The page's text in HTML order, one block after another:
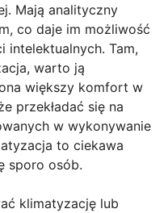
Mają analityczny
co daje im możliwość
intelektualnych. Tam,
warto ją
większy komfort w
przekładać się na
w wykonywanie
to ciekawa
sporo osób.
klimatyzację lub